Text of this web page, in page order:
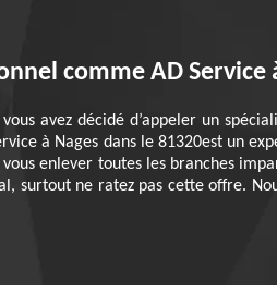
comme AD Service
avez décidé d’appeler un
à Nages dans le 81320est un
enlever toutes les branches
surtout ne ratez pas cette offre.